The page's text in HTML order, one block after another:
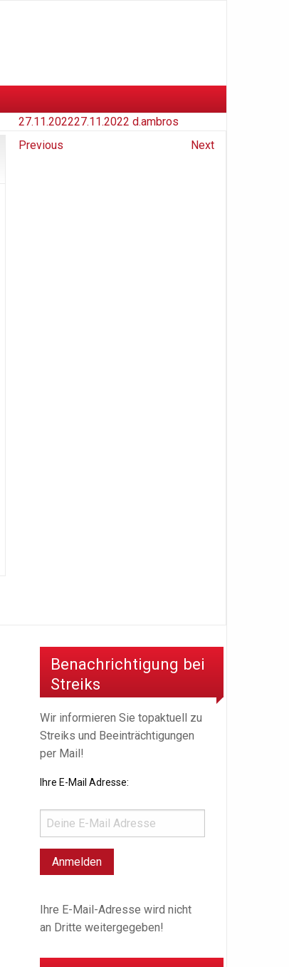
27.11.202227.11.2022 d.ambros
Previous
Next
Benachrichtigung bei
Streiks
Wir informieren Sie topaktuell zu
Streiks und Beeinträchtigungen
per Mail!
Ihre E-Mail Adresse:
Ihre E-Mail-Adresse wird nicht
an Dritte weitergegeben!